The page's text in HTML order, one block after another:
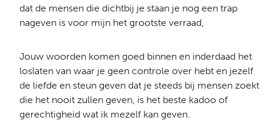
dat de mensen die dichtbij je staan je nog een trap
nageven is voor mijn het grootste verraad,
Jouw woorden komen goed binnen en inderdaad het
loslaten van waar je geen controle over hebt en jezelf
de liefde en steun geven dat je steeds bij mensen zoekt
die het nooit zullen geven, is het beste kadoo of
gerechtigheid wat ik mezelf kan geven.